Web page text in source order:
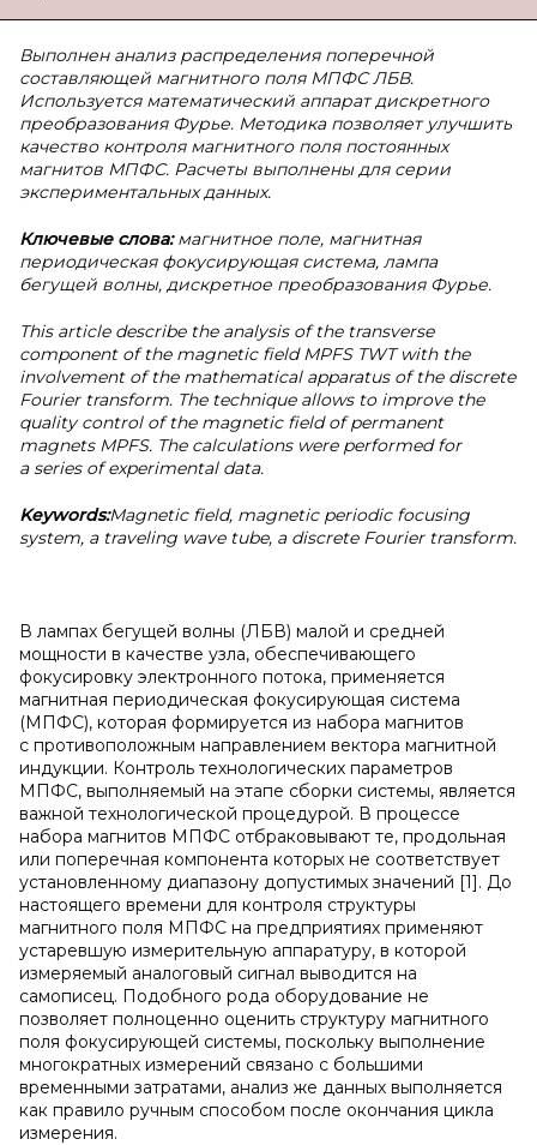
Выполнен анализ распределения поперечной
составляющей магнитного поля МПФС ЛБВ.
Используется математический аппарат дискретного
преобразования Фурье. Методика позволяет улучшить
качество контроля магнитного поля постоянных
магнитов МПФС. Расчеты выполнены для серии
экспериментальных данных.
Ключевые слова: магнитное поле, магнитная
периодическая фокусирующая система, лампа
бегущей волны, дискретное преобразования Фурье.
This article describe the analysis of the transverse
component of the magnetic field MPFS TWT with the
involvement of the mathematical apparatus of the discrete
Fourier transform. The technique allows to improve the
quality control of the magnetic field of permanent
magnets MPFS. The calculations were performed for
a series of experimental data.
Keywords:Magnetic field, magnetic periodic focusing
system, a traveling wave tube, a discrete Fourier transform.
В лампах бегущей волны (ЛБВ) малой и средней
мощности в качестве узла, обеспечивающего
фокусировку электронного потока, применяется
магнитная периодическая фокусирующая система
(МПФС), которая формируется из набора магнитов
с противоположным направлением вектора магнитной
индукции. Контроль технологических параметров
МПФС, выполняемый на этапе сборки системы, является
важной технологической процедурой. В процессе
набора магнитов МПФС отбраковывают те, продольная
или поперечная компонента которых не соответствует
установленному диапазону допустимых значений [1]. До
настоящего времени для контроля структуры
магнитного поля МПФС на предприятиях применяют
устаревшую измерительную аппаратуру, в которой
измеряемый аналоговый сигнал выводится на
самописец. Подобного рода оборудование не
позволяет полноценно оценить структуру магнитного
поля фокусирующей системы, поскольку выполнение
многократных измерений связано с большими
временными затратами, анализ же данных выполняется
как правило ручным способом после окончания цикла
измерения.